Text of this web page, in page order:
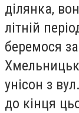
ділянка,
літній
беремося
унісон з
до кінця